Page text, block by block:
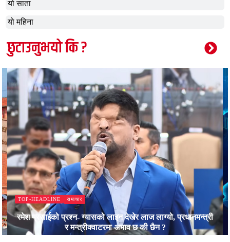
यो साता
यो महिना
छुटाउनुभयो कि ?
TOP-HEADLINE समाचार
रमेश प्रसाईको प्रश्न- ग्यासको लाइन देखेर लाज लाग्यो, प्रधानमन्त्री
र मन्त्रीक्वाटरमा अभाव छ की छैन ?